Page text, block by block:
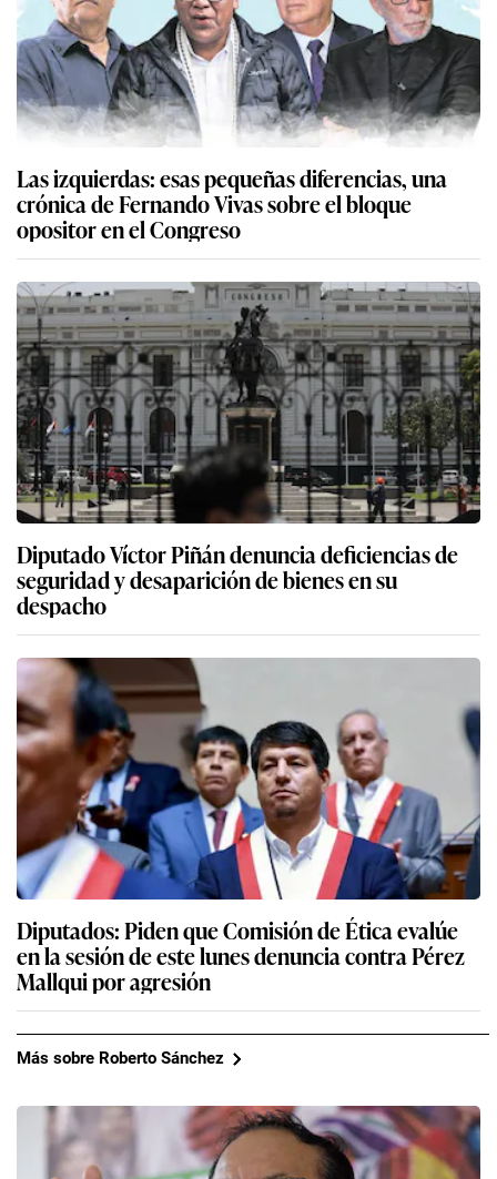
Las izquierdas: esas pequeñas diferencias, una
crónica de Fernando Vivas sobre el bloque
opositor en el Congreso
Diputado Víctor Piñán denuncia deficiencias de
seguridad y desaparición de bienes en su
despacho
Diputados: Piden que Comisión de Ética evalúe
en la sesión de este lunes denuncia contra Pérez
Mallqui por agresión
Más sobre Roberto Sánchez